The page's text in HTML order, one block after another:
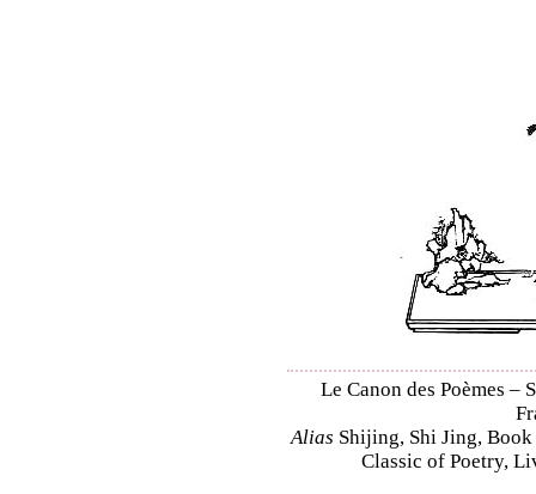
Le Canon des Poèmes
Alias Shijing, Shi Jing,
Classic of Poetry,